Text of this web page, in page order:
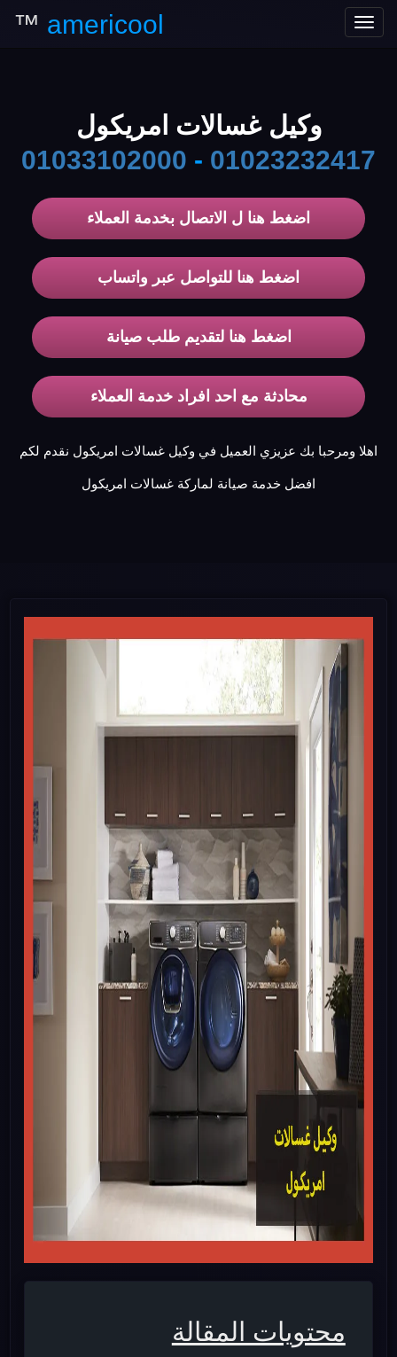
Toggle
americool
™
وكيل غسالات امريكول
01023232417
-
01033102000
اضغط هنا ل الاتصال بخدمة العملاء
اضغط هنا للتواصل عبر واتساب
اضغط هنا لتقديم طلب صيانة
محادثة مع احد افراد خدمة العملاء
اهلا ومرحبا بك عزيزي العميل في وكيل غسالات امريكول نقدم لكم
افضل خدمة صيانة لماركة غسالات امريكول
محتويات المقالة